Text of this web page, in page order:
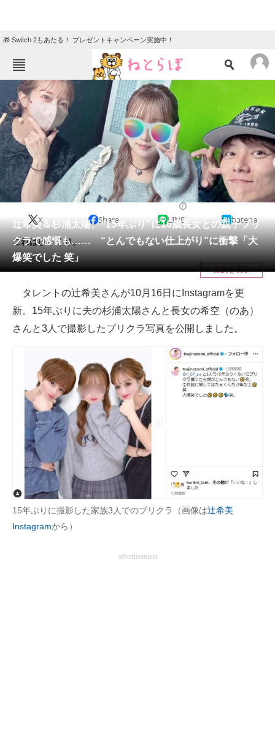
🎁 Switch 2もあたる！ プレゼントキャンペーン実施中！
ねとらぼメニュー
TOP ニュース
エンタメ クイズ
グルメ 地域
住まい 教育・育児
動物 リサーチ
会員記事
メディア
注目記事を集めた総合ページ
スマホと通信の最新トレンド
好きが集まる 比べて選べる
ビジネスと働き方のヒント
AI活用のいまが分かる
企業ITのトレンドを詳説
経営リーダーのコミュニティ
マーケ×ITの今がよく分かる
辻希美＆杉浦太陽、“15年ぶり”に16歳長女との親子プリ
クラで感慨も…… “とんでもない仕上がり”に衝撃「大
爆笑でした 笑」
X Share LINE hatena
これはびっくり。
目次を表示
タレントの辻希美さんが10月16日にInstagramを更
新。15年ぶりに夫の杉浦太陽さんと長女の希空（のあ）
さんと3人で撮影したプリクラ写真を公開しました。
15年ぶりに撮影した家族3人でのプリクラ（画像は辻希美
Instagramから）
advertisement